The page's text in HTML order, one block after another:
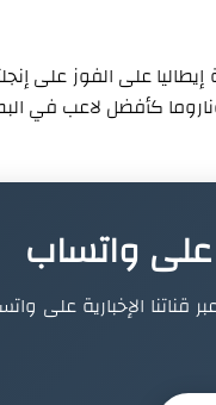
على واتساب
قناتنا الإخبارية على